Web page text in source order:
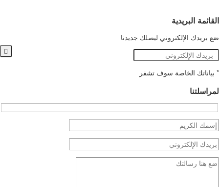
القائمة البريدية
ضع بريدك الإلكتروني ليصلك جديدنا
* بياناتك الخاصة سوف تشفر
لمراسلتنا
Hidden
fields